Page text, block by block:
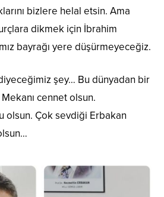
bizlere helal etsin. Ama
dikmek için İbrahim
bayrağı yere düşürmeyeceğiz.
şey… Bu dünyadan bir
cennet olsun.
olsun. Çok sevdiği Erbakan